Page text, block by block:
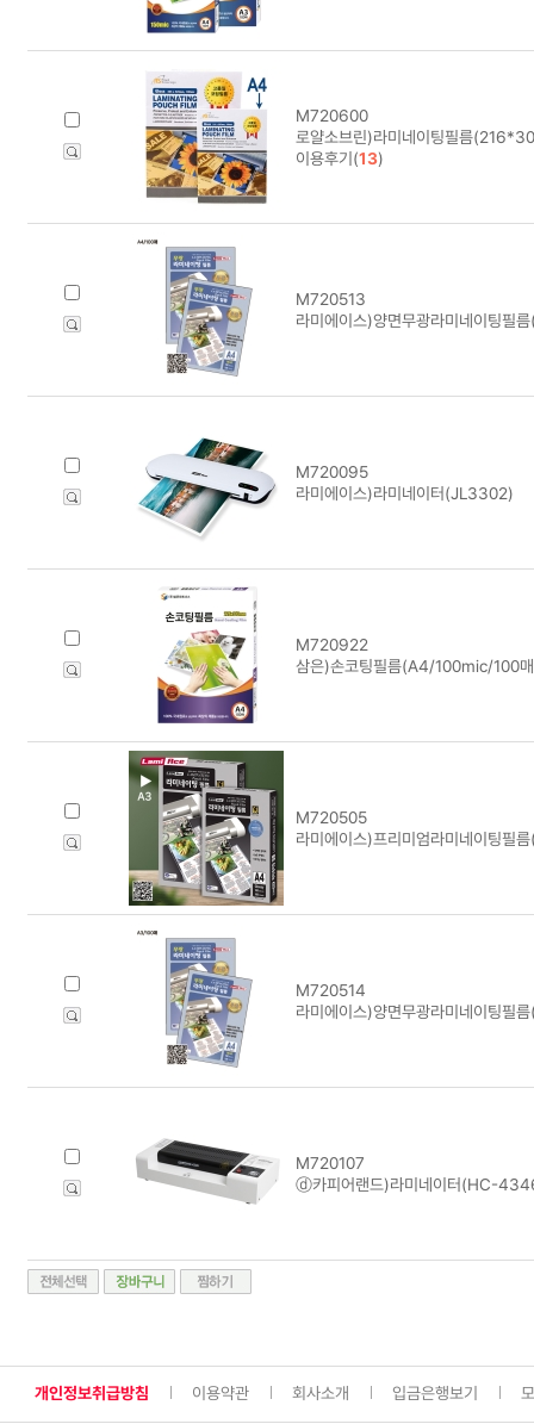
M720600
로얄소브린)라미네이팅필름
이용후기(13)
M720513
라미에이스)양면무광라미네이팅필
M720095
라미에이스)라미네이터(JL3302)
M720922
삼은)손코팅필름(A4/100mic/100
M720505
라미에이스)프리미엄라미네이팅필
M720514
라미에이스)양면무광라미네이팅필
M720107
ⓓ카피어랜드)라미네이터(HC-
개인정보취급방침 이용약관 회사소개 입금은행보기